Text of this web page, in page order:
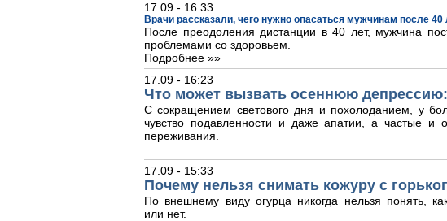
17.09 - 16:33
Врачи рассказали, чего нужно опасаться мужчинам после 40
После преодоления дистанции в 40 лет, мужчина
проблемами со здоровьем.
Подробнее »»
17.09 - 16:23
Что может вызвать осеннюю депрессию:
С сокращением светового дня и похолоданием, у
чувство подавленности и даже апатии, а частые и
переживания.
17.09 - 15:33
Почему нельзя снимать кожуру с
По внешнему виду огурца никогда нельзя понять,
или нет.